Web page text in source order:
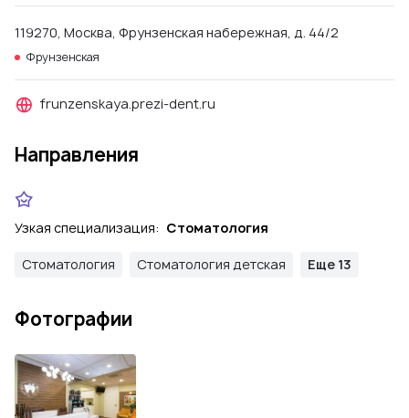
119270, Москва, Фрунзенская набережная, д. 44/2
Фрунзенская
frunzenskaya.prezi-dent.ru
Направления
Узкая специализация: Стоматология
Стоматология Стоматология детская Еще 13
Фотографии